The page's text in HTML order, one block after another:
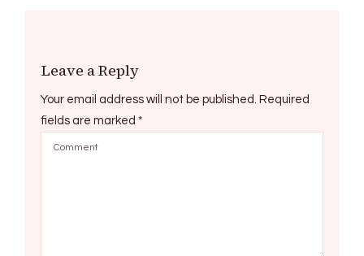
Leave a Reply
Your email address will not be published. Required
fields are marked *